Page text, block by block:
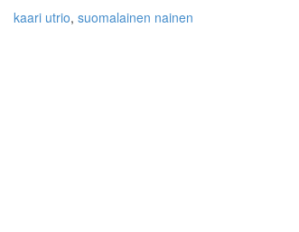
kaari utrio, suomalainen nainen